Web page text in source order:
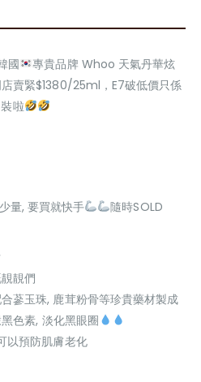
國
專貴品牌 Whoo 天氣丹華炫
賣緊$1380/25ml，E7破低價只係
啦
量, 要買就快手
隨時SOLD
靚們
蔘玉珠, 鹿茸粉骨等珍貴藥材製成
色素, 淡化黑眼圈
以預防肌膚老化